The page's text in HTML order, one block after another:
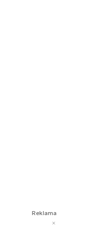
Reklama